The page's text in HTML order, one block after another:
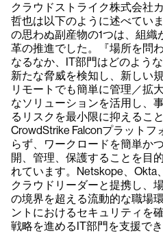
クラウドストライク株式会社
哲也は以下のように述べてい
の思わぬ副産物の1つは、組
革の推進でした。『場所を問
なるなか、IT部門はどのよう
新たな脅威を検知し、新しい
リモートでも簡単に管理／拡
なソリューションを活用し、
るリスクを最小限に抑えるこ
CrowdStrike Falconプラット
らず、ワークロードを簡単か
開、管理、保護することを目
れています。Netskope、Okta
クラウドリーダーと提携し、
の境界を超える流動的な職場
ントにおけるセキュリティを
戦略を進めるIT部門を支援で